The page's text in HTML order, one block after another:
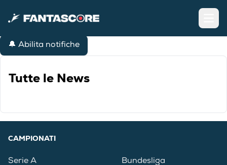
🔔 Abilita notifiche
Tutte le News
CAMPIONATI
Serie A Bundesliga